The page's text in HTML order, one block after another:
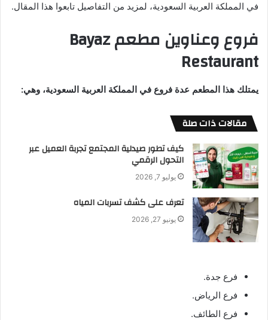
في المملكة العربية السعودية، لمزيد من التفاصيل تابعوا هذا المقال.
فروع وعناوين مطعم Bayaz
Restaurant
يمتلك هذا المطعم عدة فروع في المملكة العربية السعودية، وهي:
مقالات ذات صلة
كيف تطور صيدلية المجتمع تجربة العميل عبر
التحول الرقمي
يوليو 7, 2026
تعرف على كشف تسربات المياه
يونيو 27, 2026
فرع جدة.
فرع الرياض.
فرع الطائف.